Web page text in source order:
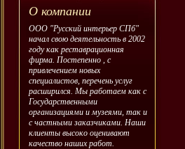
О компании
ООО "Русский интерьер СПб"
начал свою деятельность в 2002
году как реставрационная
фирма. Постепенно , с
привлечением новых
специалистов, перечень услуг
расширился. Мы работаем как с
Государственными
организациями и музеями, так и
с частными заказчиками. Наши
клиенты высоко оценивают
качество наших работ.